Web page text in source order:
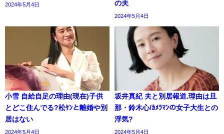
2024年5月4日 の夫
2024年5月4日
小雪 自給自足の理由(現在)子供
とどこ住んでる?松ｹﾝと離婚や別
居はない
2024年5月4日
坂井真紀 夫と別居報道.理由は旦
那・鈴木心/ｶﾒﾗﾏﾝの女子大生との
浮気?
2024年5月4日